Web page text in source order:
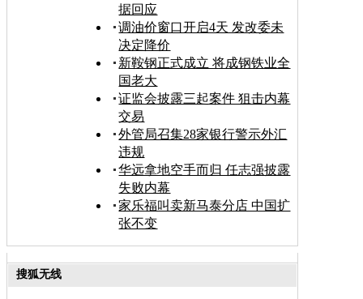
据回应
调油价窗口开启4天 发改委未
决定降价
新鞍钢正式成立 将成钢铁业全
国老大
证监会披露三起案件 狙击内幕
交易
外管局召集28家银行警示外汇
违规
华远拿地空手而归 任志强披露
失败内幕
家乐福叫卖新马泰分店 中国扩
张不变
搜狐无线